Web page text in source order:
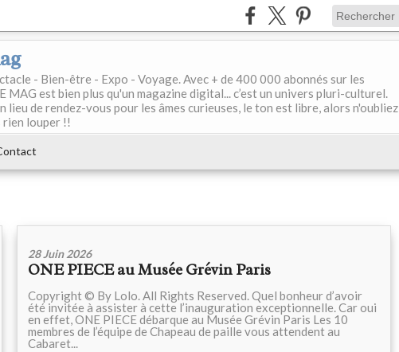
- Bien-être - Expo - Voyage. Avec + de 400 000 abonnés sur les
MAG est bien plus qu'un magazine digital... c’est un univers pluri-culturel.
lieu de rendez-vous pour les âmes curieuses, le ton est libre, alors n'oubliez
rien louper !!
28 Juin 2026
ONE PIECE au Musée Grévin Paris
Copyright © By Lolo. All Rights Reserved. Quel bonheur d’avoir
été invitée à assister à cette l’inauguration exceptionnelle. Car oui
en effet, ONE PIECE débarque au Musée Grévin Paris Les 10
membres de l’équipe de Chapeau de paille vous attendent au
Cabaret...